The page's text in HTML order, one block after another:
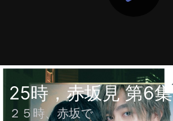
25時，赤坂見 第6集
２５時、赤坂で